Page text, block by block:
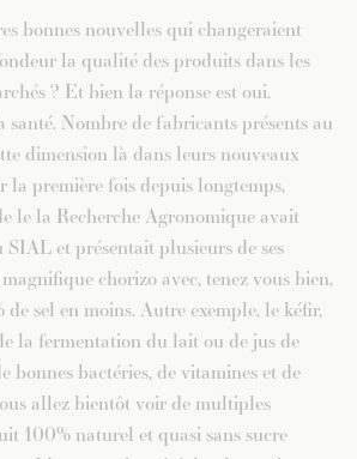
bonnes nouvelles qui changeraient
la qualité des produits dans les
? Et bien la réponse est oui.
santé. Nombre de fabricants présents au
dimension là dans leurs nouveaux
la première fois depuis longtemps,
le la Recherche Agronomique avait
et présentait plusieurs de ses
chorizo avec, tenez vous bien,
de sel en moins. Autre exemple, le kéfir,
la fermentation du lait ou de jus de
bonnes bactéries, de vitamines et de
allez bientôt voir de multiples
100% naturel et quasi sans sucre